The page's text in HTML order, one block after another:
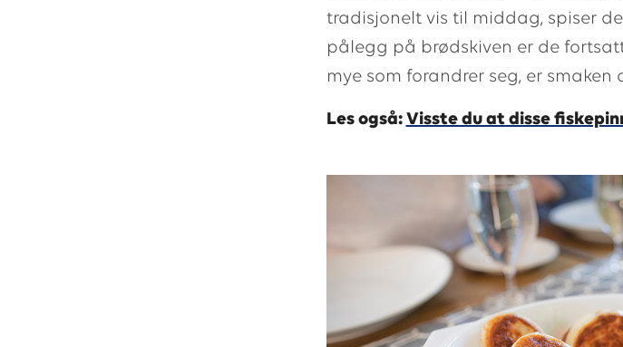
tradisjonelt vis til middag, spiser
pålegg på brødskiven er de
mye som forandrer seg, er
Les også: Visste du at disse